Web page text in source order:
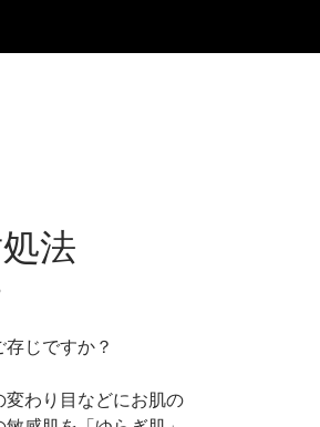
法
じですか？
変わり目などにお肌の